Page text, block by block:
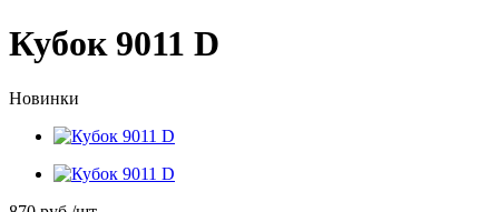
Кубок 9011 D
Новинки